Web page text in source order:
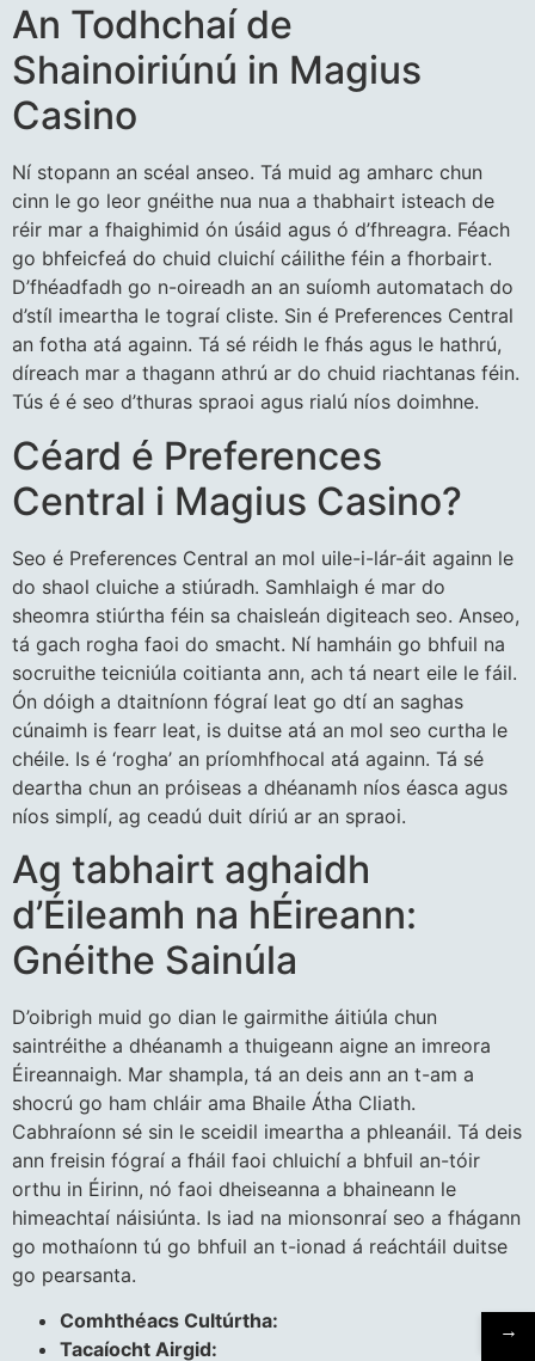
An Todhchaí de
Shainoiriúnú in Magius
Casino
Ní stopann an scéal anseo. Tá muid ag amharc chun
cinn le go leor gnéithe nua nua a thabhairt isteach de
réir mar a fhaighimid ón úsáid agus ó d’fhreagra. Féach
go bhfeicfeá do chuid cluichí cáilithe féin a fhorbairt.
D’fhéadfadh go n-oireadh an an suíomh automatach do
d’stíl imeartha le tograí cliste. Sin é Preferences Central
an fotha atá againn. Tá sé réidh le fhás agus le hathrú,
díreach mar a thagann athrú ar do chuid riachtanas féin.
Tús é é seo d’thuras spraoi agus rialú níos doimhne.
Céard é Preferences
Central i Magius Casino?
Seo é Preferences Central an mol uile-i-lár-áit againn le
do shaol cluiche a stiúradh. Samhlaigh é mar do
sheomra stiúrtha féin sa chaisleán digiteach seo. Anseo,
tá gach rogha faoi do smacht. Ní hamháin go bhfuil na
socruithe teicniúla coitianta ann, ach tá neart eile le fáil.
Ón dóigh a dtaitníonn fógraí leat go dtí an saghas
cúnaimh is fearr leat, is duitse atá an mol seo curtha le
chéile. Is é ‘rogha’ an príomhfhocal atá againn. Tá sé
deartha chun an próiseas a dhéanamh níos éasca agus
níos simplí, ag ceadú duit díriú ar an spraoi.
Ag tabhairt aghaidh
d’Éileamh na hÉireann:
Gnéithe Sainúla
D’oibrigh muid go dian le gairmithe áitiúla chun
saintréithe a dhéanamh a thuigeann aigne an imreora
Éireannaigh. Mar shampla, tá an deis ann an t-am a
shocrú go ham chláir ama Bhaile Átha Cliath.
Cabhraíonn sé sin le sceidil imeartha a phleanáil. Tá deis
ann freisin fógraí a fháil faoi chluichí a bhfuil an-tóir
orthu in Éirinn, nó faoi dheiseanna a bhaineann le
himeachtaí náisiúnta. Is iad na mionsonraí seo a fhágann
go mothaíonn tú go bhfuil an t-ionad á reáchtáil duitse
go pearsanta.
Comhthéacs Cultúrtha:
Tacaíocht Airgid:
→